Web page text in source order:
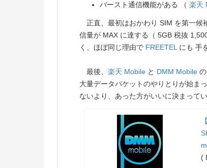
バースト通信機能がある （ 楽天
正直、最初はおかわり SIM を第一候
信量が MAX に達する（ 5GB 税抜
く、ほぼ同じ理由で FREETELにも 手
最後、 楽天 Mobile と DMM Mobile
大量データパケットのやりとりが始ま
ないより、あった方がいいに決まって
(